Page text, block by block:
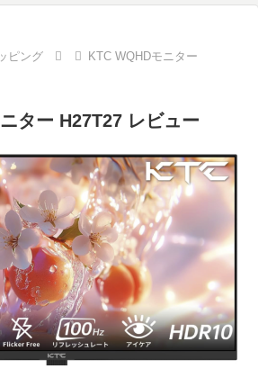
ピング
KTC WQHDモニター
ター H27T27 レビュー